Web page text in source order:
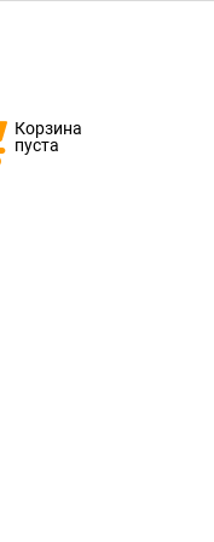
Корзина
пуста